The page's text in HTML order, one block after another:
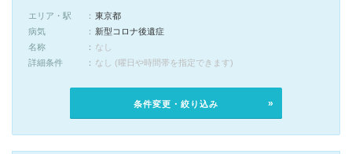
エリア・駅
東京都
病気
新型コロナ後遺症
名称
なし
詳細条件
なし (曜日や時間帯を指定できます)
条件変更・絞り込み